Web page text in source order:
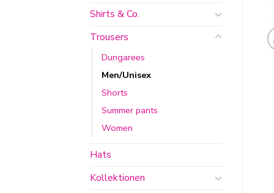
Shirts & Co.
Trousers
Dungarees
Men/Unisex
Shorts
Summer pants
Women
Hats
Kollektionen